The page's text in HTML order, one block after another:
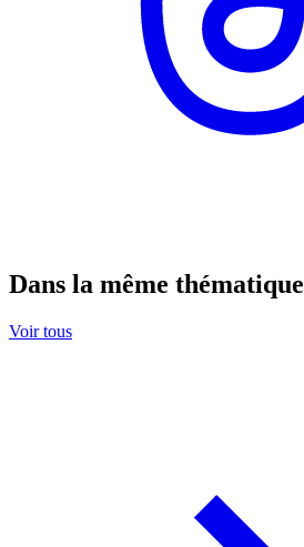
Dans la même thématique
Voir tous